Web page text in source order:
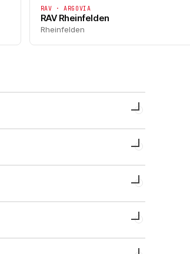
RAV · ARGOVIA
RAV Rheinfelden
Rheinfelden